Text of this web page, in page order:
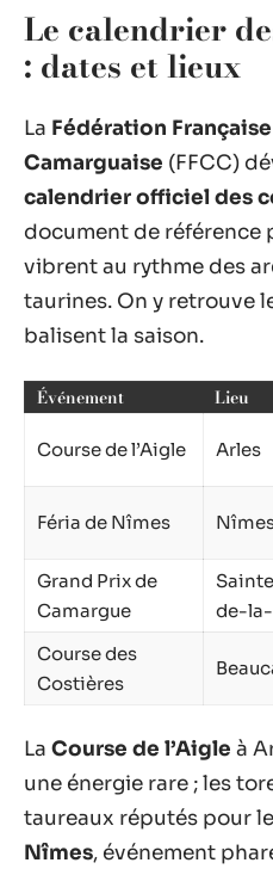
Le calendrier
: dates et lieux
La Fédération
Camarguaise (FFCC)
calendrier officiel des
document de référence
vibrent au rythme des
taurines. On y retrouve
balisent la saison.
Événement Lieu
Course de l’Aigle Arles
Féria de Nîmes
Grand Prix de
Camargue
de-
Course des
Costières
La Course de l’Aigle à
une énergie rare ; les
taureaux réputés pour
Nîmes, événement